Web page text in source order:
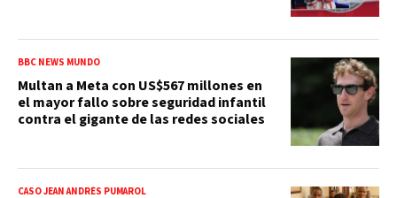
BBC NEWS MUNDO
Multan a Meta con US$567 millones en
el mayor fallo sobre seguridad infantil
contra el gigante de las redes sociales
CASO JEAN ANDRÉS PUMAROL